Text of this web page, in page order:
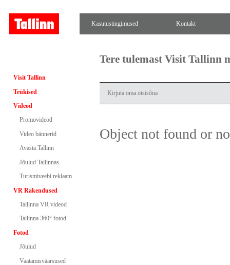
Kasutustingimused Kontakt
Visit Tallinn
Trükised
Videod
Promovideod
Video bännerid
Avasta Tallinn
Jõulud Tallinnas
Turismiveebi reklaam
VR Rakendused
Tallinna VR videod
Tallinna 360° fotod
Fotod
Jõulud
Vaatamisväärsused
Tere tulemast Visit Tallinn
Object not found or